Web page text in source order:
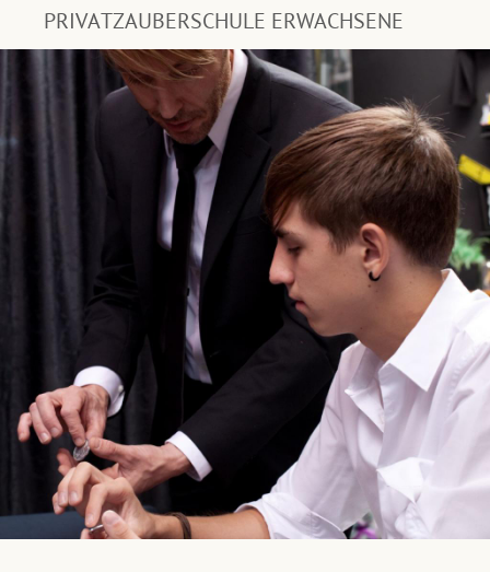
PRIVATZAUBERSCHULE ERWACHSENE